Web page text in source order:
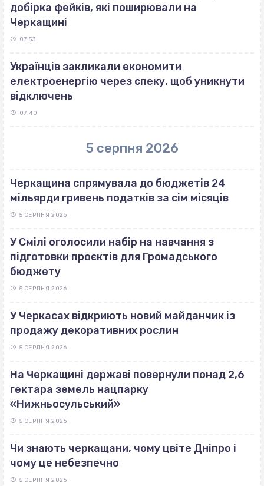
добірка фейків, які поширювали на
Черкащині
07:53
Українців закликали економити
електроенергію через спеку, щоб уникнути
відключень
07:40
5 серпня 2026
Черкащина спрямувала до бюджетів 24
мільярди гривень податків за сім місяців
5 СЕРПНЯ 2026
У Смілі оголосили набір на навчання з
підготовки проєктів для Громадського
бюджету
5 СЕРПНЯ 2026
У Черкасах відкриють новий майданчик із
продажу декоративних рослин
5 СЕРПНЯ 2026
На Черкащині державі повернули понад 2,6
гектара земель нацпарку
«Нижньосульський»
5 СЕРПНЯ 2026
Чи знають черкащани, чому цвіте Дніпро і
чому це небезпечно
5 СЕРПНЯ 2026